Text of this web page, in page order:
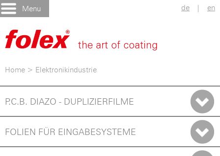
Menu de | en
Home > Elektronikindustrie
P.C.B. DIAZO - DUPLIZIERFILME
FOLIEN FÜR EINGABESYSTEME